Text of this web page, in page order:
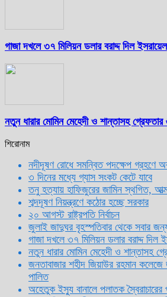
গাজা দখলে ৩৭ মিলিয়ন ডলার বরাদ্দ দিল ইসরায়েল
নতুন ধারার মোমিন মেহেদী ও শান্তাসহ গ্রেফতার
শিরোনাম
নদীদূষণ রোধে সমন্বিত পদক্ষেপ গ্রহণে
৩ দিনের মধ্যে গ্যাস সংকট কেটে যাবে
তনু হত্যায় হাফিজুরের জামিন স্থগিত,
শব্দদূষণ নিয়ন্ত্রণে কঠোর হচ্ছে সরকার
২০ আগস্ট রাষ্ট্রপতি নির্বাচন
জুলাই জাদুঘর বৃহস্পতিবার থেকে সবার
গাজা দখলে ৩৭ মিলিয়ন ডলার বরাদ্দ দিল
নতুন ধারার মোমিন মেহেদী ও শান্তাসহ
জনতাবাজার শহীদ জিয়াউর রহমান
পালিত
অহেতুক ইস্যু বানালে পলাতক